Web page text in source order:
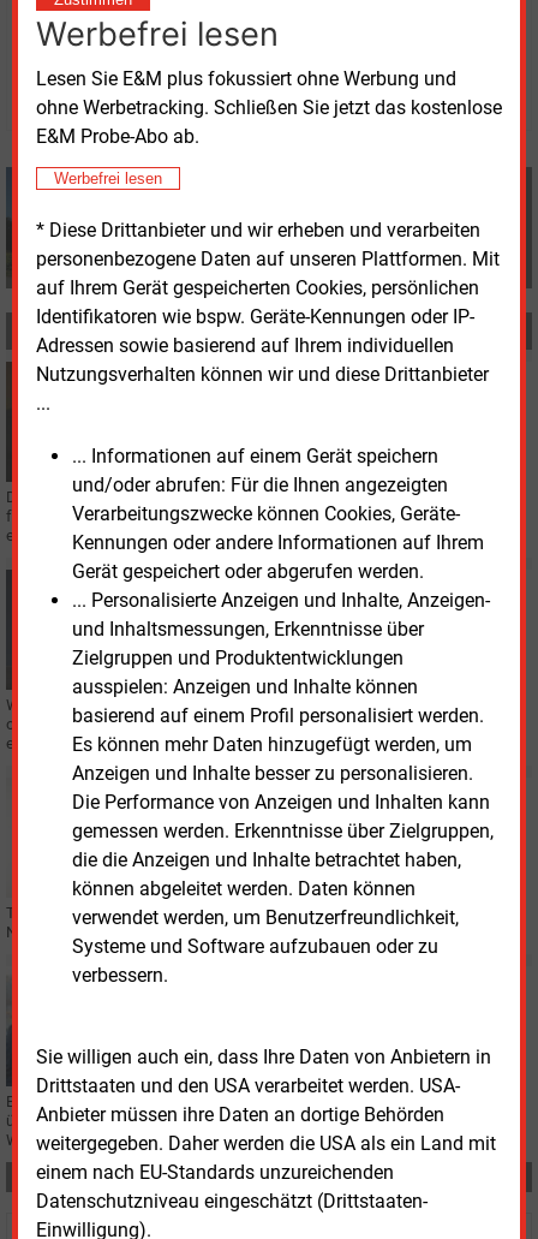
Werbefrei lesen
Lesen Sie E&M plus fokussiert ohne Werbung und
ohne Werbetracking. Schließen Sie jetzt das kostenlose
E&M Probe-Abo ab.
Werbefrei lesen
* Diese Drittanbieter und wir erheben und verarbeiten
personenbezogene Daten auf unseren Plattformen. Mit
auf Ihrem Gerät gespeicherten Cookies, persönlichen
Identifikatoren wie bspw. Geräte-Kennungen oder IP-
Adressen sowie basierend auf Ihrem individuellen
Nutzungsverhalten können wir und diese Drittanbieter
...
... Informationen auf einem Gerät speichern
und/oder abrufen: Für die Ihnen angezeigten
Verarbeitungszwecke können Cookies, Geräte-
Kennungen oder andere Informationen auf Ihrem
Gerät gespeichert oder abgerufen werden.
... Personalisierte Anzeigen und Inhalte, Anzeigen-
und Inhaltsmessungen, Erkenntnisse über
Zielgruppen und Produktentwicklungen
ausspielen: Anzeigen und Inhalte können
basierend auf einem Profil personalisiert werden.
Es können mehr Daten hinzugefügt werden, um
Anzeigen und Inhalte besser zu personalisieren.
Die Performance von Anzeigen und Inhalten kann
gemessen werden. Erkenntnisse über Zielgruppen,
die die Anzeigen und Inhalte betrachtet haben,
können abgeleitet werden. Daten können
verwendet werden, um Benutzerfreundlichkeit,
Systeme und Software aufzubauen oder zu
verbessern.
Sie willigen auch ein, dass Ihre Daten von Anbietern in
Drittstaaten und den USA verarbeitet werden. USA-
Anbieter müssen ihre Daten an dortige Behörden
weitergegeben. Daher werden die USA als ein Land mit
einem nach EU-Standards unzureichenden
Datenschutzniveau eingeschätzt (Drittstaaten-
Einwilligung).
Dienstag, 9.12.2025, 16:41 Uhr
Volker Stephan
© 2026 Energie & Management GmbH
info@energie-und-management.de
MEHR ZUM THEMA
Montag, 2.02.2026, 15:32
Winnenden
Der Rauswurf bleibt nicht unwidersprochen. Auf seine Entlassung hat der
frühere technische Geschäftsführer der Stadtwerke Winnenden nun mit
einer Klage beim Arbeitsgericht reagiert.
PERSONALIE
Windpunx und Solarpunx ordnen Führung neu
Windpunx und Solarpunx haben ihre Geschäftsleitung neu aufgestellt, um
operative Strukturen zu stärken und weiteres Wachstum im Markt für
erneuerbare Energien zu unterstützen.
Montag, 8.12.2025, 12:39
Westfalen Weser Netz künftig mit Doppelspitze
Tanja Werres wird die kaufmännische Geschäftsführung des kommunalen
Netzbetreibers Westfalen Weser Netz GmbH im nächsten Jahr übernehmen.
Windtechnik
Ein politischer Beamter wechselt in die freie Wirtschaft. Ronny Meyer
übernimmt zu Jahresbeginn die Geschäftsleitung bei der Deutschen
Windtechnik AG.
Teilen: